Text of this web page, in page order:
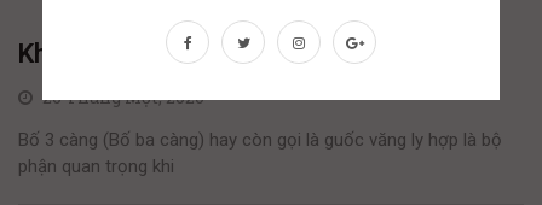
Khi nào thay bố 3 càng xe tay ga?
26 Tháng Một, 2020
Bố 3 càng (Bố ba càng) hay còn gọi là guốc văng ly hợp là bộ
phận quan trọng khi